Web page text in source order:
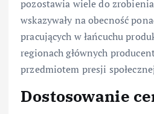
pozostawia wiele do
wskazywały na obecność
pracujących w łańcuchu
regionach głównych
przedmiotem presji
Dostosowanie